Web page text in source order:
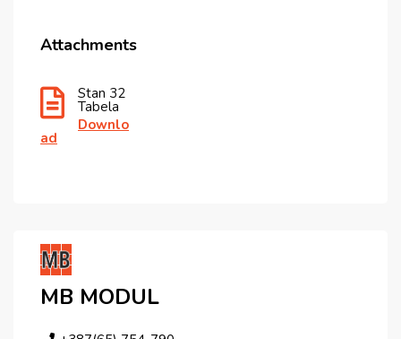
Attachments
Stan 32
Tabela
Downlo
Ad
MB MODUL